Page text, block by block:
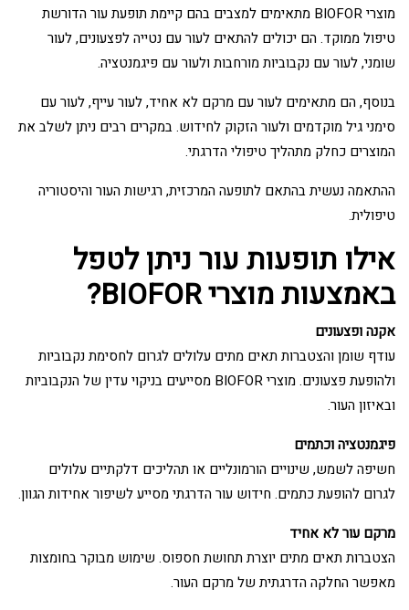
מוצרי BIOFOR מתאימים למצבים בהם קיימת תופעת עור הדורשת
טיפול ממוקד. הם יכולים להתאים לעור עם נטייה לפצעונים, לעור
שומני, לעור עם נקבוביות מורחבות ולעור עם פיגמנטציה.
בנוסף, הם מתאימים לעור עם מרקם לא אחיד, לעור עייף, לעור עם
סימני גיל מוקדמים ולעור הזקוק לחידוש. במקרים רבים ניתן לשלב את
המוצרים כחלק מתהליך טיפולי הדרגתי.
ההתאמה נעשית בהתאם לתופעה המרכזית, רגישות העור והיסטוריה
טיפולית.
אילו תופעות עור ניתן לטפל
באמצעות מוצרי BIOFOR?
אקנה ופצעונים
עודף שומן והצטברות תאים מתים עלולים לגרום לחסימת נקבוביות
ולהופעת פצעונים. מוצרי BIOFOR מסייעים בניקוי עדין של הנקבוביות
ובאיזון העור.
פיגמנטציה וכתמים
חשיפה לשמש, שינויים הורמונליים או תהליכים דלקתיים עלולים
לגרום להופעת כתמים. חידוש עור הדרגתי מסייע לשיפור אחידות הגוון.
מרקם עור לא אחיד
הצטברות תאים מתים יוצרת תחושת חספוס. שימוש מבוקר בחומצות
מאפשר החלקה הדרגתית של מרקם העור.